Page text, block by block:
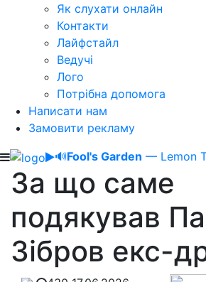
Як слухати онлайн
Контакти
Лайфстайл
Ведучі
Лого
Потрібна допомога
Написати нам
Замовити рекламу
🔊Fool's Garden — Lemon
За що саме
подякував
Зібров екс-